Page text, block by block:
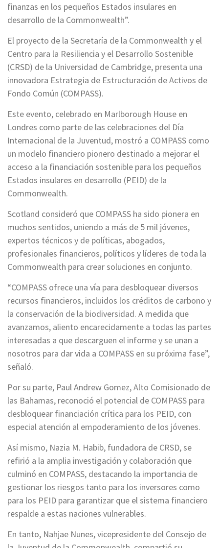
finanzas en los pequeños Estados insulares en
desarrollo de la Commonwealth”.
El proyecto de la Secretaría de la Commonwealth y el
Centro para la Resiliencia y el Desarrollo Sostenible
(CRSD) de la Universidad de Cambridge, presenta una
innovadora Estrategia de Estructuración de Activos de
Fondo Común (COMPASS).
Este evento, celebrado en Marlborough House en
Londres como parte de las celebraciones del Día
Internacional de la Juventud, mostró a COMPASS como
un modelo financiero pionero destinado a mejorar el
acceso a la financiación sostenible para los pequeños
Estados insulares en desarrollo (PEID) de la
Commonwealth.
Scotland consideró que COMPASS ha sido pionera en
muchos sentidos, uniendo a más de 5 mil jóvenes,
expertos técnicos y de políticas, abogados,
profesionales financieros, políticos y líderes de toda la
Commonwealth para crear soluciones en conjunto.
“COMPASS ofrece una vía para desbloquear diversos
recursos financieros, incluidos los créditos de carbono y
la conservación de la biodiversidad. A medida que
avanzamos, aliento encarecidamente a todas las partes
interesadas a que descarguen el informe y se unan a
nosotros para dar vida a COMPASS en su próxima fase”,
señaló.
Por su parte, Paul Andrew Gomez, Alto Comisionado de
las Bahamas, reconoció el potencial de COMPASS para
desbloquear financiación crítica para los PEID, con
especial atención al empoderamiento de los jóvenes.
Así mismo, Nazia M. Habib, fundadora de CRSD, se
refirió a la amplia investigación y colaboración que
culminó en COMPASS, destacando la importancia de
gestionar los riesgos tanto para los inversores como
para los PEID para garantizar que el sistema financiero
respalde a estas naciones vulnerables.
En tanto, Nahjae Nunes, vicepresidente del Consejo de